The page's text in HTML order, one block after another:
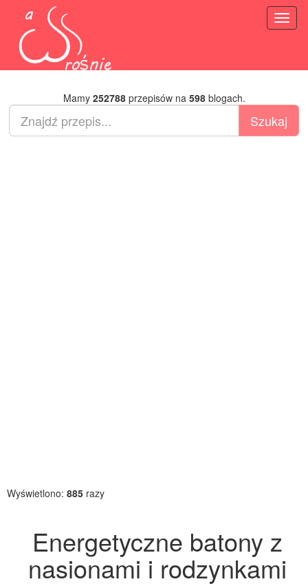
Mamy 252788przepisów na 598blogach.
Wyświetlono: 885 razy
Energetyczne batony z
nasionami i rodzynkami